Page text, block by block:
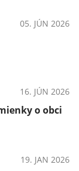
05. JÚN 2026
16. JÚN 2026
o obci
19. JAN 2026